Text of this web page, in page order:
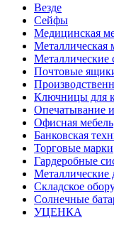
Везде
Сейфы
Медицинская
Металлическая
Металлические
Почтовые
Ключницы для
Опечатывание
Офисная мебель
Банковская
Торговые марки
Гардеробные
Складское
Солнечные
УЦЕНКА